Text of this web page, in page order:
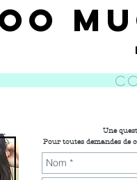
Une
Pour toutes demandes de